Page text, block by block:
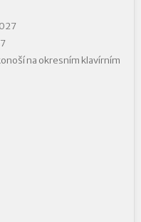
na okresním klavírním